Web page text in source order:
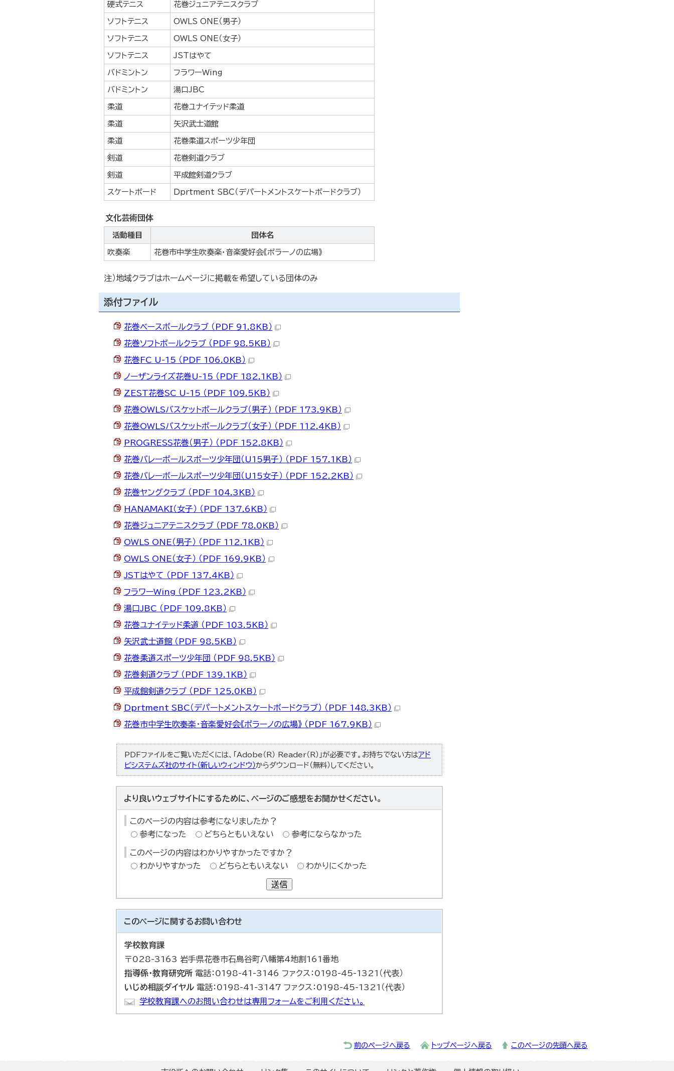
硬式テニス 花巻ジュニアテニスクラブ
ソフトテニス OWLS ONE（男子）
ソフトテニス OWLS ONE（女子）
ソフトテニス JSTはやて
バドミントン フラワーWing
バドミントン 湯口JBC
柔道 花巻ユナイテッド柔道
柔道 矢沢武士道館
柔道 花巻柔道スポーツ少年団
剣道 花巻剣道クラブ
剣道 平成館剣道クラブ
スケートボード Dprtment SBC（デパートメントスケートボードクラブ）
文化芸術団体
活動種目 団体名
吹奏楽 花巻市中学生吹奏楽・音楽愛好会《ポラーノの広場》
注）地域クラブはホームページに掲載を希望している団体のみ
添付ファイル
花巻ベースボールクラブ （PDF 91.8KB）
花巻ソフトボールクラブ （PDF 98.5KB）
花巻FC U-15 （PDF 106.0KB）
ノーザンライズ花巻U-15 （PDF 182.1KB）
ZEST花巻SC U-15 （PDF 109.5KB）
花巻OWLSバスケットボールクラブ（男子） （PDF 173.9KB）
花巻OWLSバスケットボールクラブ（女子） （PDF 112.4KB）
PROGRESS花巻（男子） （PDF 152.8KB）
花巻バレーボールスポーツ少年団（U15男子） （PDF 157.1KB）
花巻バレーボールスポーツ少年団（U15女子） （PDF 152.2KB）
花巻ヤングクラブ （PDF 104.3KB）
HANAMAKI（女子） （PDF 137.6KB）
花巻ジュニアテニスクラブ （PDF 78.0KB）
OWLS ONE（男子） （PDF 112.1KB）
OWLS ONE（女子） （PDF 169.9KB）
JSTはやて （PDF 137.4KB）
フラワーWing （PDF 123.2KB）
湯口JBC （PDF 109.8KB）
花巻ユナイテッド柔道 （PDF 103.5KB）
矢沢武士道館 （PDF 98.5KB）
花巻柔道スポーツ少年団 （PDF 98.5KB）
花巻剣道クラブ （PDF 139.1KB）
平成館剣道クラブ （PDF 125.0KB）
Dprtment SBC（デパートメントスケートボードクラブ） （PDF 148.3KB）
花巻市中学生吹奏楽・音楽愛好会《ポラーノの広場》 （PDF 167.9KB）
PDFファイルをご覧いただくには、「Adobe（R） Reader（R）」が必要です。お持ちでない方はアド
ビシステムズ社のサイト（新しいウィンドウ）からダウンロード（無料）してください。
より良いウェブサイトにするために、ページのご感想をお聞かせください。
このページの内容は参考になりましたか？
参考になった
どちらともいえない 参考にならなかった
このページの内容はわかりやすかったですか？
わかりやすかった
どちらともいえない わかりにくかった
送信
このページに関するお問い合わせ
学校教育課
〒028-3163 岩手県花巻市石鳥谷町八幡第4地割161番地
指導係・教育研究所 電話：0198-41-3146 ファクス：0198-45-1321（代表）
いじめ相談ダイヤル 電話：0198-41-3147 ファクス：0198-45-1321（代表）
学校教育課へのお問い合わせは専用フォームをご利用ください。
前のページへ戻る トップページへ戻る このページの先頭へ戻る